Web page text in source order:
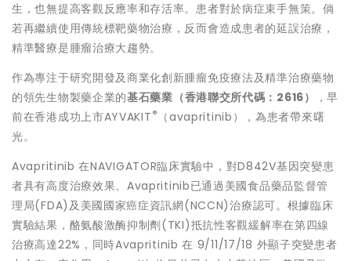
生，也無提高客觀反應率和存活率。患者對於病症束手無策。倘
若再繼續使用傳統標靶藥物治療，反而會造成患者的延誤治療，
精準醫療是腫瘤治療大趨勢。
作為專注于研究開發及商業化創新腫瘤免疫療法及精準治療藥物
的領先生物製藥企業的基石藥業（香港聯交所代碼： 2616）
，早
前在香港成功上市AYVAKIT ®
（avapritinib），為患者帶來曙
光。
Avapritinib 在NAVIGATOR臨床實驗中，對D842V基因突變患
者具有高度治療效果。Avapritinib已通過美國食品藥品監督管
理局(FDA)及美國國家癌症資訊網(NCCN)治療認可。根據臨床
實驗結果，酪氨酸激酶抑制劑(TKI)抵抗性客觀緩解率在第四線
治療高達22%，同時Avapritinib 在 9/11/17/18 外顯子突變患者